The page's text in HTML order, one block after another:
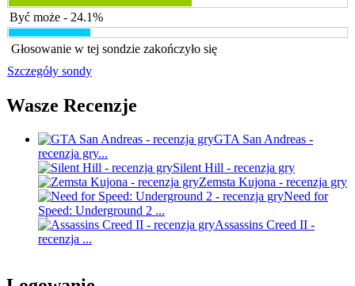
Być może - 24.1%
Głosowanie w tej sondzie zakończyło się
Szczegóły sondy
Wasze Recenzje
GTA San Andreas -
recenzja gry...
Silent Hill - recenzja gry
Zemsta Kujona - recenzja gry
Need for
Speed: Underground 2 ...
Assassins Creed II -
recenzja ...